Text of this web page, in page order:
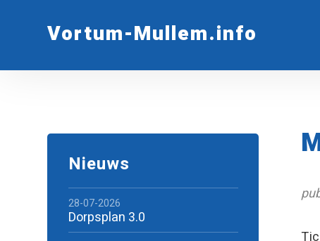
Vortum-Mullem.info
Nieuws
28-07-2026
Dorpsplan 3.0